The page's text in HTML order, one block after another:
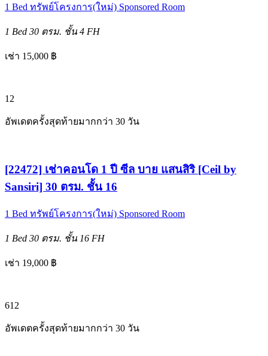
1 Bed ทรัพย์โครงการ(ใหม่) Sponsored Room
1 Bed 30 ตรม. ชั้น 4 FH
เช่า 15,000 ฿
12
อัพเดตครั้งสุดท้ายมากกว่า 30 วัน
[22472] เช่าคอนโด 1 ปี ซีล บาย แสนสิริ [Ceil by
Sansiri] 30 ตรม. ชั้น 16
1 Bed ทรัพย์โครงการ(ใหม่) Sponsored Room
1 Bed 30 ตรม. ชั้น 16 FH
เช่า 19,000 ฿
612
อัพเดตครั้งสุดท้ายมากกว่า 30 วัน